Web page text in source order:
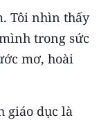
Tôi nhìn thấy
trong sức
mơ, hoài
giáo dục là